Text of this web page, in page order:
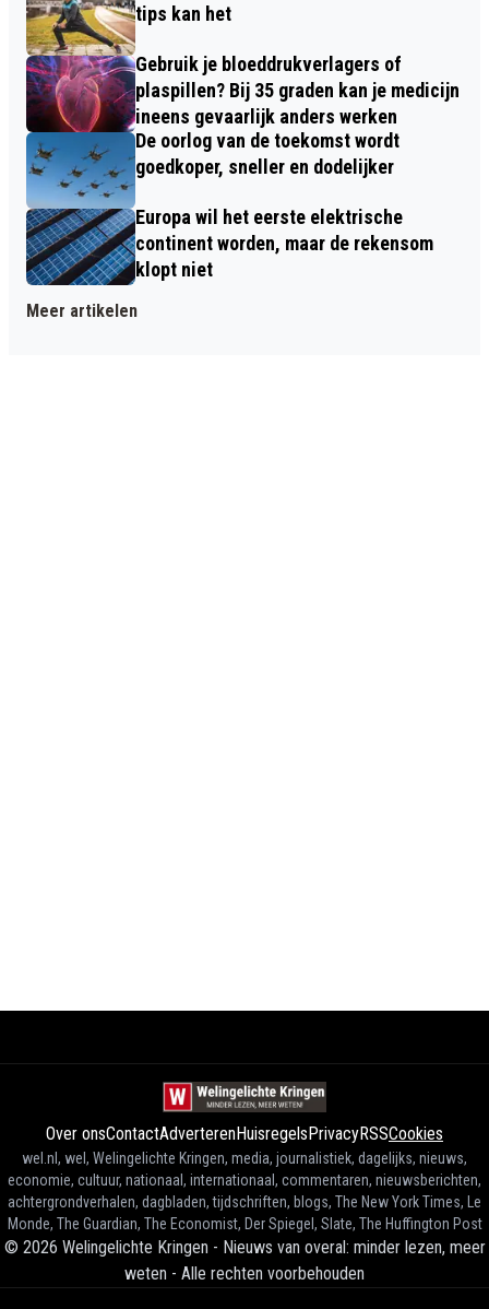
tips kan het
Gebruik je bloeddrukverlagers of
plaspillen? Bij 35 graden kan je medicijn
ineens gevaarlijk anders werken
De oorlog van de toekomst wordt
goedkoper, sneller en dodelijker
Europa wil het eerste elektrische
continent worden, maar de rekensom
klopt niet
Meer artikelen
Over onsContactAdverterenHuisregelsPrivacyRSSCookies
wel.nl, wel, Welingelichte Kringen, media, journalistiek, dagelijks, nieuws,
economie, cultuur, nationaal, internationaal, commentaren, nieuwsberichten,
achtergrondverhalen, dagbladen, tijdschriften, blogs, The New York Times, Le
Monde, The Guardian, The Economist, Der Spiegel, Slate, The Huffington Post
© 2026 Welingelichte Kringen - Nieuws van overal: minder lezen, meer
weten - Alle rechten voorbehouden